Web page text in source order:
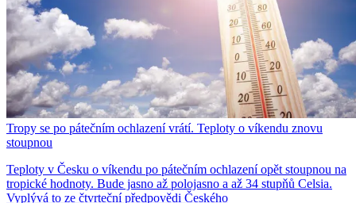
Tropy se po pátečním ochlazení vrátí. Teploty o víkendu znovu
stoupnou
Teploty v Česku o víkendu po pátečním ochlazení opět stoupnou na
tropické hodnoty. Bude jasno až polojasno a až 34 stupňů Celsia.
Vyplývá to ze čtvrteční předpovědi Českého